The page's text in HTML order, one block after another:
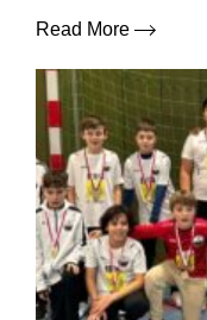
Read More